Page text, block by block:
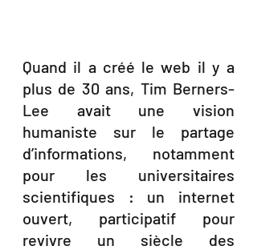
Quand il a créé le web il y a
plus de 30 ans, Tim Berners-
Lee avait une vision
humaniste sur le partage
d’informations, notamment
pour les universitaires
scientifiques : un internet
ouvert, participatif pour
revivre un siècle des